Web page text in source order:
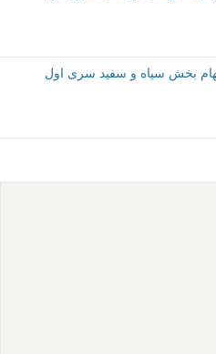
بخش سیاه و سفید سری اول